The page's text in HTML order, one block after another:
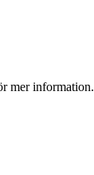
mer information.